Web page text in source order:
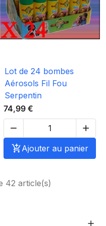
Lot de 24 bombes
Aérosols Fil Fou
Serpentin
74,99 €


Ajouter au panier
42 article(s)